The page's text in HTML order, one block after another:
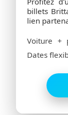
billets
lien
Voiture +
Dates